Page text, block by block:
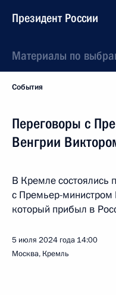
Президент России
Материалы по
События
Переговоры с
Венгрии
В Кремле состоялись
с Премьер-
который прибыл в
5 июля 2024 года 14:00
Москва, Кремль